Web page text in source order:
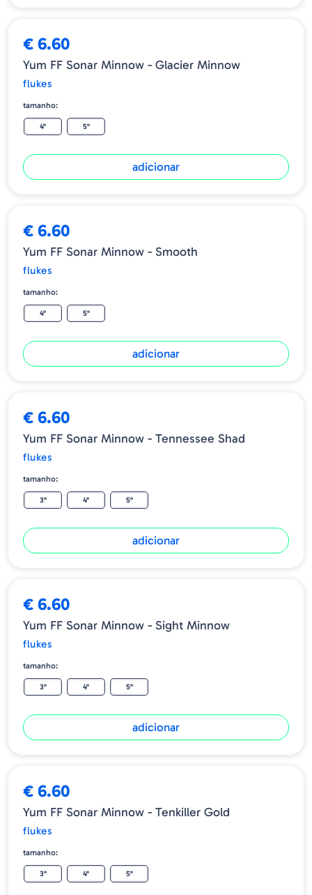
€ 6.60
Yum FF Sonar Minnow - Glacier Minnow
flukes
tamanho:
4" 5"
adicionar
€ 6.60
Yum FF Sonar Minnow - Smooth
flukes
tamanho:
4" 5"
adicionar
€ 6.60
Yum FF Sonar Minnow - Tennessee Shad
flukes
tamanho:
3" 4" 5"
adicionar
€ 6.60
Yum FF Sonar Minnow - Sight Minnow
flukes
tamanho:
3" 4" 5"
adicionar
€ 6.60
Yum FF Sonar Minnow - Tenkiller Gold
flukes
tamanho:
3" 4" 5"